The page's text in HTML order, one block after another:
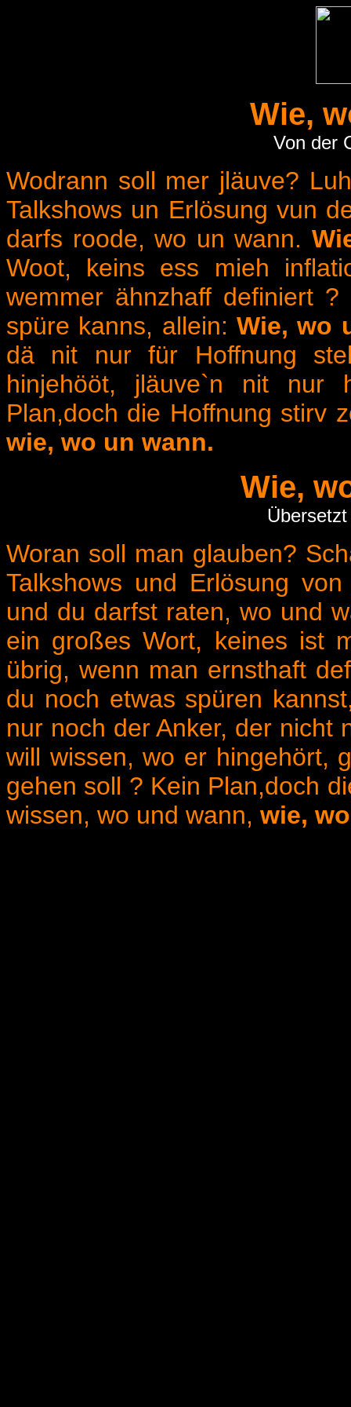
Wie,
Von der
Wodrann soll mer jläuve?
Talkshows un Erlösung vun
darfs roode, wo un wann.
Woot, keins ess mieh
wemmer ähnzhaff definiert
spüre kanns, allein: Wie, wo
dä nit nur für Hoffnung
hinjehööt, jläuve`n nit
Plan,doch die Hoffnung stirv
wie, wo un wann.
Wie,
Woran soll man glauben?
Talkshows und Erlösung
und du darfst raten, wo und
ein großes Wort, keines ist
übrig, wenn man ernsthaft
du noch etwas spüren
nur noch der Anker, der nicht
will wissen, wo er hingehört,
gehen soll ? Kein Plan,doch
wissen, wo und wann, wie,